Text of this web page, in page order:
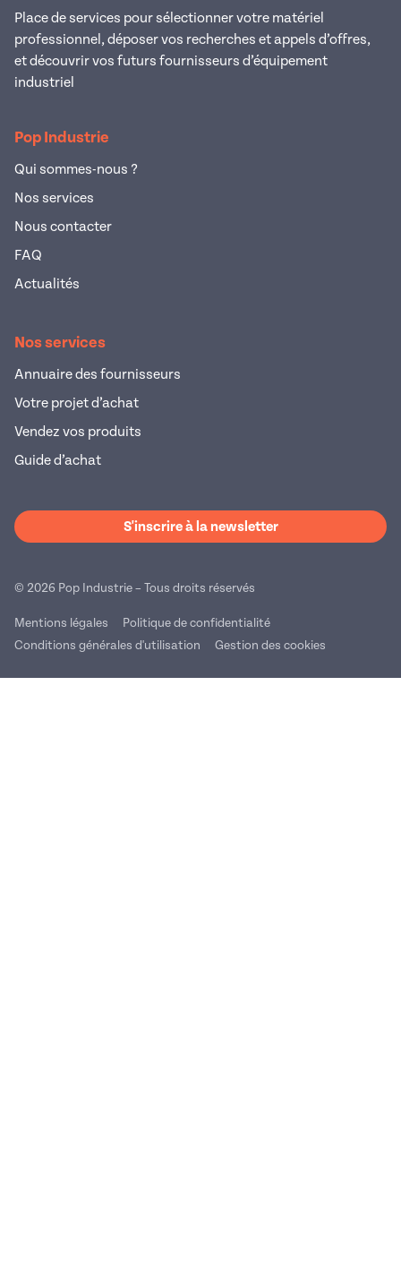
Place de services pour sélectionner votre matériel
professionnel, déposer vos recherches et appels d’offres,
et découvrir vos futurs fournisseurs d’équipement
industriel
Pop Industrie
Qui sommes-nous ?
Nos services
Nous contacter
FAQ
Actualités
Nos services
Annuaire des fournisseurs
Votre projet d’achat
Vendez vos produits
Guide d’achat
S'inscrire à la newsletter
© 2026 Pop Industrie – Tous droits réservés
Mentions légales
Politique de confidentialité
Conditions générales d'utilisation
Gestion des cookies